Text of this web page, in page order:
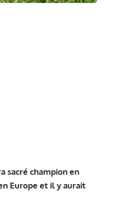
sacré champion en
Europe et il y aurait